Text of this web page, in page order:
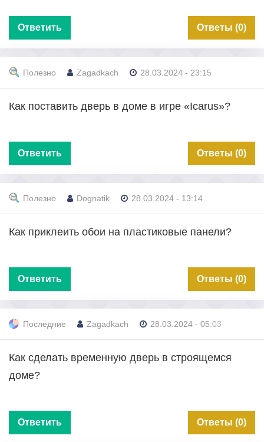
Ответить Ответы (0)
Полезно Zagadkach 28.03.2024 - 23:15
Как поставить дверь в доме в игре «Icarus»?
Ответить Ответы (0)
Полезно Dognatik 28.03.2024 - 13:14
Как приклеить обои на пластиковые панели?
Ответить Ответы (0)
Последние Zagadkach 28.03.2024 - 05:03
Как сделать временную дверь в строящемся
доме?
Ответить Ответы (0)